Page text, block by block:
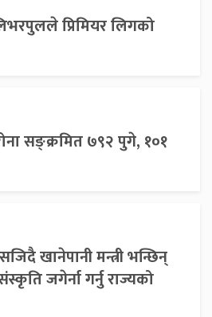
प्रिमियर लिगको
सङ्क्रमित ७९२ पुगे, १०१
खानेपानी मन्त्री भन्छिन्
जगेर्ना गर्नु राज्यको